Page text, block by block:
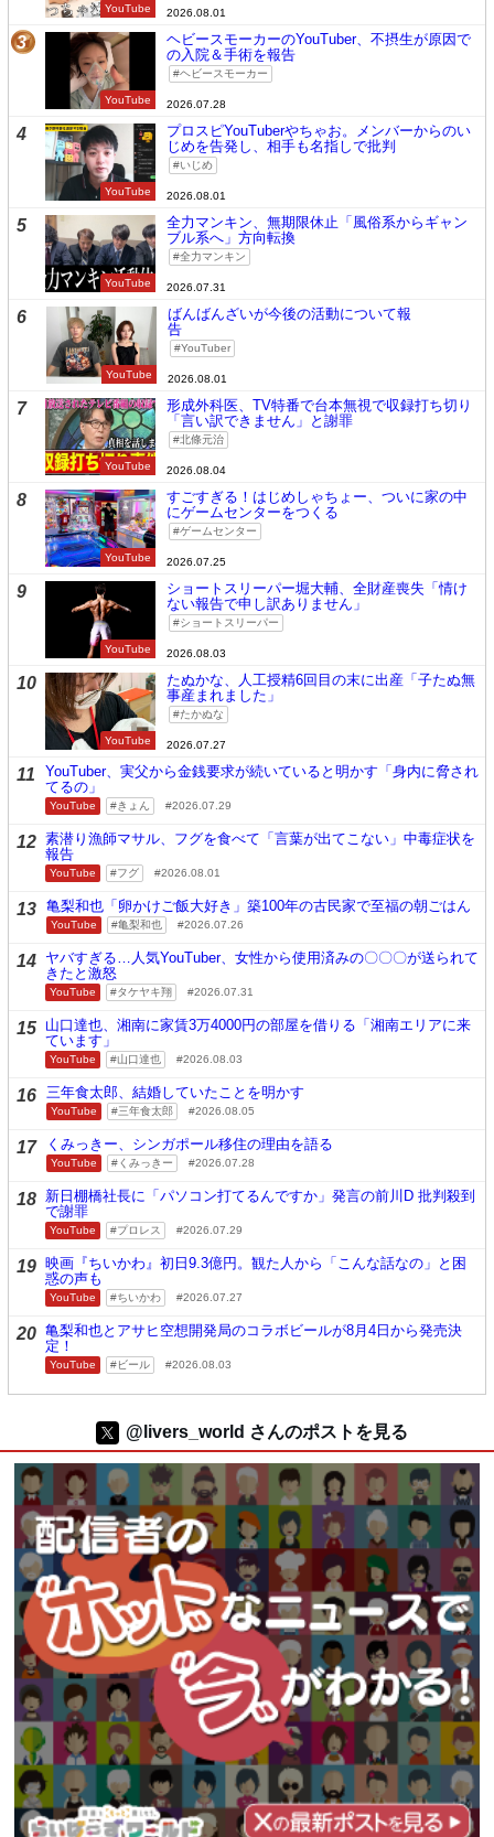
YouTube 2026.08.01
3
YouTube
ヘビースモーカーのYouTuber、不摂生が原因で
の入院＆手術を報告
ヘビースモーカー
2026.07.28
4
YouTube
プロスピYouTuberやちゃお。メンバーからのい
じめを告発し、相手も名指しで批判
いじめ
2026.08.01
5
YouTube
全力マンキン、無期限休止「風俗系からギャン
ブル系へ」方向転換
全力マンキン
2026.07.31
6
YouTube
ばんばんざいが今後の活動について報
告
YouTuber
2026.08.01
7
YouTube
形成外科医、TV特番で台本無視で収録打ち切り
「言い訳できません」と謝罪
北條元治
2026.08.04
8
YouTube
すごすぎる！はじめしゃちょー、ついに家の中
にゲームセンターをつくる
ゲームセンター
2026.07.25
9
YouTube
ショートスリーパー堀大輔、全財産喪失「情け
ない報告で申し訳ありません」
ショートスリーパー
2026.08.03
10
YouTube
たぬかな、人工授精6回目の末に出産「子たぬ無
事産まれました」
たかぬな
2026.07.27
11
YouTuber、実父から金銭要求が続いていると明かす「身内に脅され
てるの」
YouTube きょん 2026.07.29
12 素潜り漁師マサル、フグを食べて「言葉が出てこない」中毒症状を
報告
YouTube フグ 2026.08.01
13 亀梨和也「卵かけご飯大好き」築100年の古民家で至福の朝ごはん
YouTube 亀梨和也 2026.07.26
14 ヤバすぎる…人気YouTuber、女性から使用済みの〇〇〇が送られて
きたと激怒
YouTube タケヤキ翔 2026.07.31
15 山口達也、湘南に家賃3万4000円の部屋を借りる「湘南エリアに来
ています」
YouTube 山口達也 2026.08.03
16 三年食太郎、結婚していたことを明かす
YouTube 三年食太郎 2026.08.05
17 くみっきー、シンガポール移住の理由を語る
YouTube くみっきー 2026.07.28
18 新日棚橋社長に「パソコン打てるんですか」発言の前川D 批判殺到
で謝罪
YouTube プロレス 2026.07.29
19 映画『ちいかわ』初日9.3億円。観た人から「こんな話なの」と困
惑の声も
YouTube ちいかわ 2026.07.27
20 亀梨和也とアサヒ空想開発局のコラボビールが8月4日から発売決
定！
YouTube ビール 2026.08.03
@livers_world さんのポストを見る